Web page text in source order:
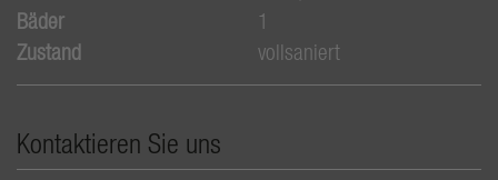
Bäder
1
Zustand
vollsaniert
Kontaktieren Sie uns